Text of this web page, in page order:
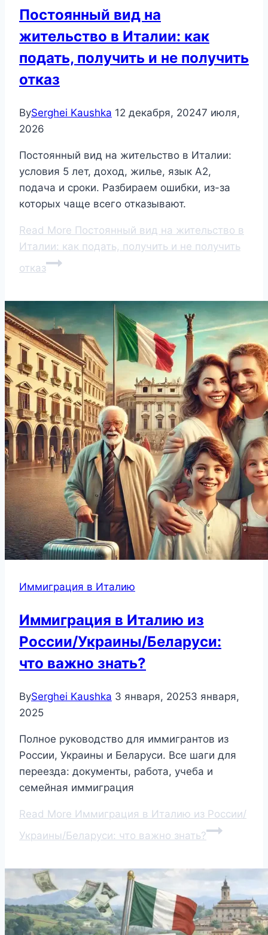
Постоянный вид на
жительство в Италии: как
подать, получить и не получить
отказ
BySerghei Kaushka 12 декабря, 20247 июля,
2026
Постоянный вид на жительство в Италии:
условия 5 лет, доход, жилье, язык A2,
подача и сроки. Разбираем ошибки, из-за
которых чаще всего отказывают.
Read More Постоянный вид на жительство в
Италии: как подать, получить и не получить
отказ
Иммиграция в Италию
Иммиграция в Италию из
России/Украины/Беларуси:
что важно знать?
BySerghei Kaushka 3 января, 20253 января,
2025
Полное руководство для иммигрантов из
России, Украины и Беларуси. Все шаги для
переезда: документы, работа, учеба и
семейная иммиграция
Read More Иммиграция в Италию из России/
Украины/Беларуси: что важно знать?